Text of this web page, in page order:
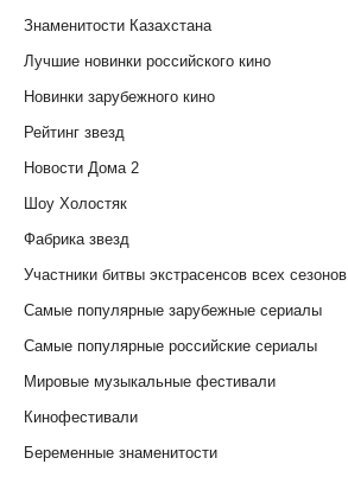
Знаменитости Казахстана
Лучшие новинки российского кино
Новинки зарубежного кино
Рейтинг звезд
Новости Дома 2
Шоу Холостяк
Фабрика звезд
Участники битвы экстрасенсов всех сезонов
Самые популярные зарубежные сериалы
Самые популярные российские сериалы
Мировые музыкальные фестивали
Кинофестивали
Беременные знаменитости